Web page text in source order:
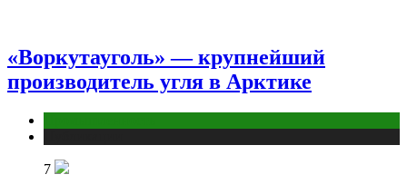
«Воркутауголь» — крупнейший
производитель угля в Арктике
7